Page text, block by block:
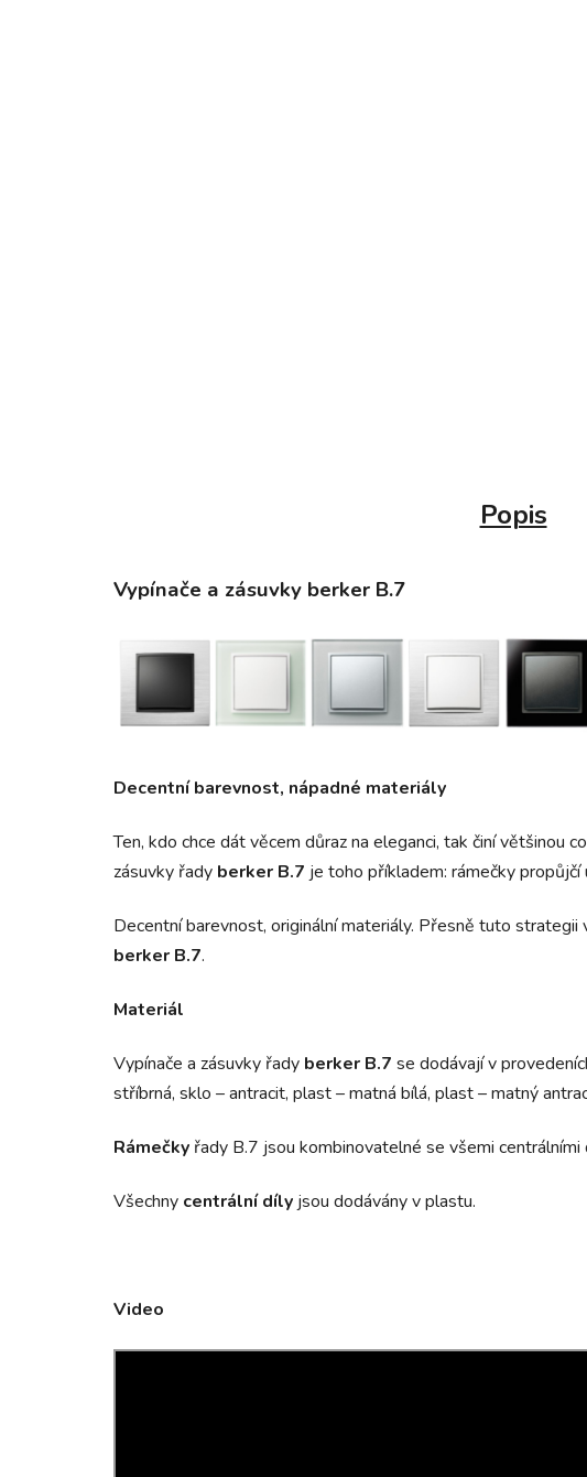
Popis
Vypínače a zásuvky berker B.7
Decentní barevnost, nápadné materiály
Ten, kdo chce dát věcem důraz na eleganci, tak činí většinou
zásuvky řady berker B.7 je toho příkladem: rámečky
Decentní barevnost, originální materiály. Přesně tuto
berker B.7.
Materiál
Vypínače a zásuvky řady berker B.7 se dodávají v
stříbrná, sklo – antracit, plast – matná bílá, plast – matný
Rámečky řady B.7 jsou kombinovatelné se všemi centrálními
Všechny centrální díly jsou dodávány v plastu.
Video